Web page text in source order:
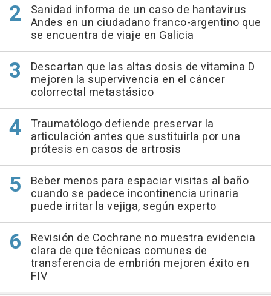
Sanidad informa de un caso de hantavirus
Andes en un ciudadano franco-argentino que
se encuentra de viaje en Galicia
Descartan que las altas dosis de vitamina D
mejoren la supervivencia en el cáncer
colorrectal metastásico
Traumatólogo defiende preservar la
articulación antes que sustituirla por una
prótesis en casos de artrosis
Beber menos para espaciar visitas al baño
cuando se padece incontinencia urinaria
puede irritar la vejiga, según experto
Revisión de Cochrane no muestra evidencia
clara de que técnicas comunes de
transferencia de embrión mejoren éxito en
FIV